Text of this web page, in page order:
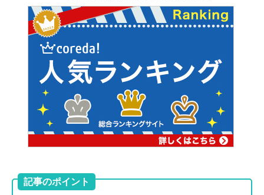
記事のポイント